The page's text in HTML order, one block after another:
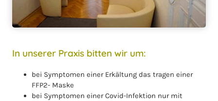
In unserer Praxis bitten wir um:
bei Symptomen einer Erkältung das tragen einer
FFP2- Maske
bei Symptomen einer Covid-Infektion nur mit